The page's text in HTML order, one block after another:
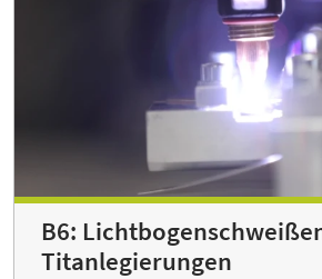
B6:
Titanlegierungen